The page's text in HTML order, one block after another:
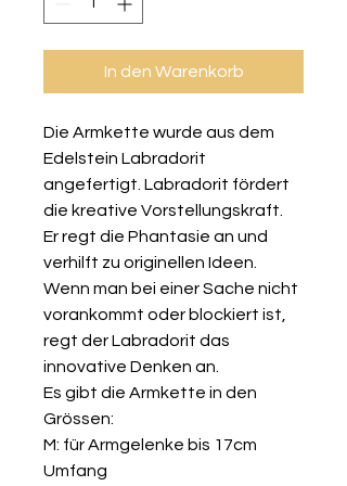
In den Warenkorb
Die Armkette wurde aus dem
Edelstein Labradorit
angefertigt. Labradorit fördert
die kreative Vorstellungskraft.
Er regt die Phantasie an und
verhilft zu originellen Ideen.
Wenn man bei einer Sache nicht
vorankommt oder blockiert ist,
regt der Labradorit das
innovative Denken an.
Es gibt die Armkette in den
Grössen:
M: für Armgelenke bis 17cm
Umfang